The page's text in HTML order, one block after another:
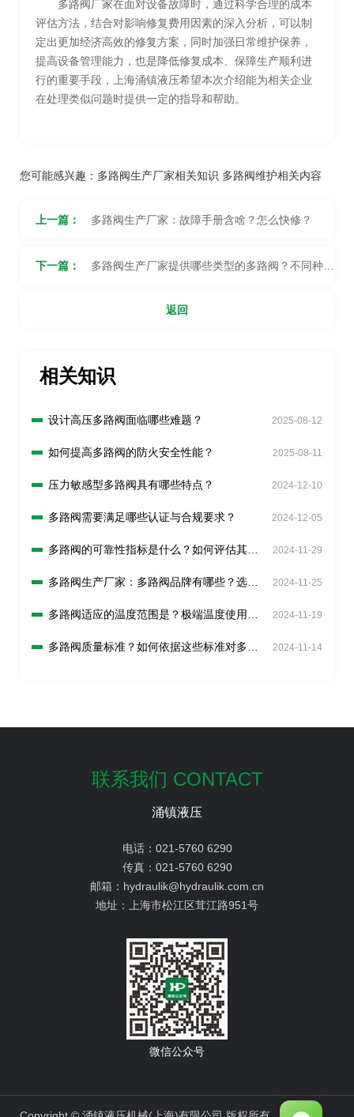
多路阀厂家在面对设备故障时，通过科学合理的成本
评估方法，结合对影响修复费用因素的深入分析，可以制
定出更加经济高效的修复方案，同时加强日常维护保养，
提高设备管理能力，也是降低修复成本、保障生产顺利进
行的重要手段，上海涌镇液压希望本次介绍能为相关企业
在处理类似问题时提供一定的指导和帮助。
您可能感兴趣： 多路阀生产厂家相关知识 多路阀维护相关内容
上一篇： 多路阀生产厂家：故障手册含啥？怎么快修？
下一篇： 多路阀生产厂家提供哪些类型的多路阀？不同种类
之间有何区别？返回
相关知识
设计高压多路阀面临哪些难题？ 2025-08-12
如何提高多路阀的防火安全性能？ 2025-08-11
压力敏感型多路阀具有哪些特点？ 2024-12-10
多路阀需要满足哪些认证与合规要求？ 2024-12-05
多路阀的可靠性指标是什么？如何评估其可
2024-11-29
多路阀生产厂家：多路阀品牌有哪些？选择
2024-11-25
多路阀适应的温度范围是？极端温度使用注
2024-11-19
多路阀质量标准？如何依据这些标准对多路
2024-11-14
联系我们 CONTACT
涌镇液压
电话： 021-5760 6290
传真： 021-5760 6290
邮箱： hydraulik@hydraulik.com.cn
地址：
上海市松江区茸江路951号
微信公众号